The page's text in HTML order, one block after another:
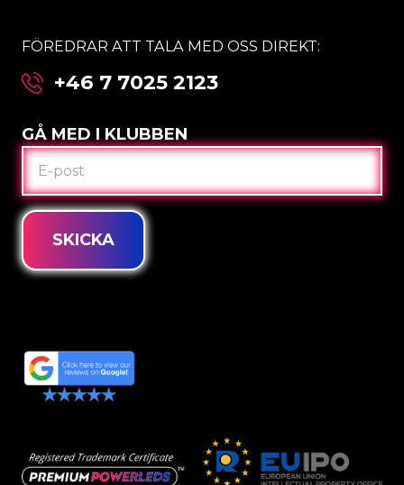
FÖREDRAR ATT TALA MED OSS DIREKT:
+46 7 7025 2123
GÅ MED I KLUBBEN
E-
POST
SKICKA